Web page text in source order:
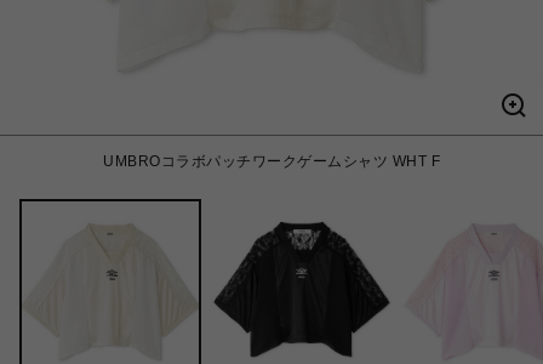
UMBROコラボパッチワークゲームシャツ WHT F